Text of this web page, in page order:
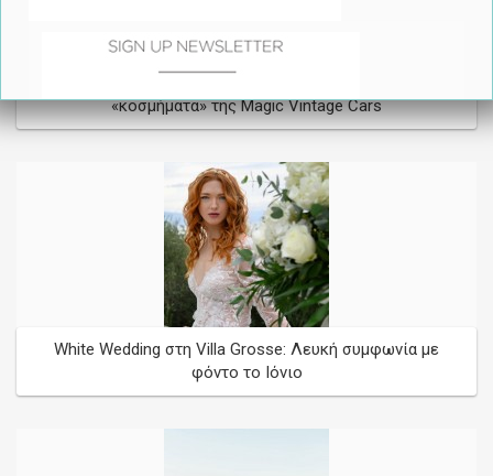
«κοσμήματα» της Magic Vintage Cars
White Wedding στη Villa Grosse: Λευκή συμφωνία με
φόντο το Ιόνιο